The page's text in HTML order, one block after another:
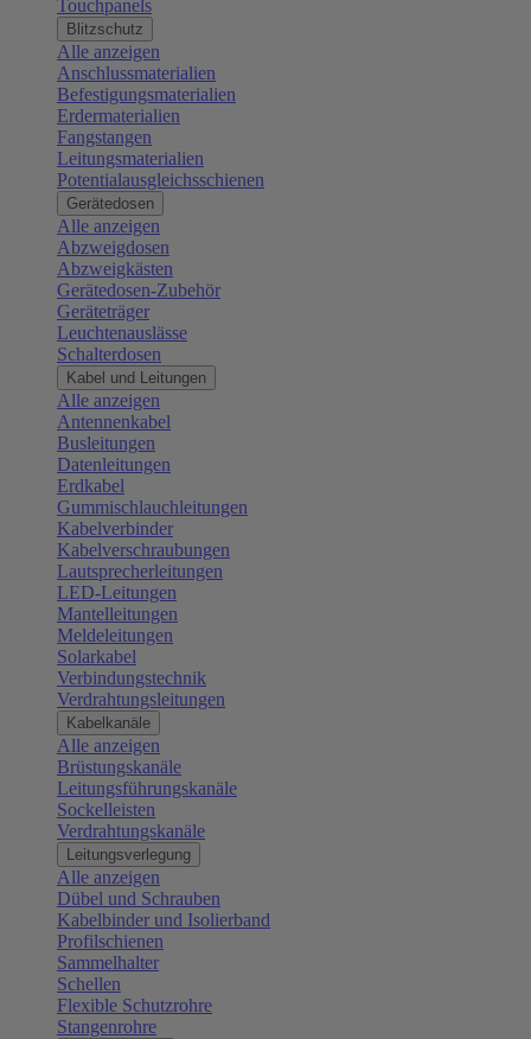
Touchpanels
Blitzschutz
Alle anzeigen
Anschlussmaterialien
Befestigungsmaterialien
Erdermaterialien
Fangstangen
Leitungsmaterialien
Potentialausgleichsschienen
Gerätedosen
Alle anzeigen
Abzweigdosen
Abzweigkästen
Gerätedosen-Zubehör
Geräteträger
Leuchtenauslässe
Schalterdosen
Kabel und Leitungen
Alle anzeigen
Antennenkabel
Busleitungen
Datenleitungen
Erdkabel
Gummischlauchleitungen
Kabelverbinder
Kabelverschraubungen
Lautsprecherleitungen
LED-Leitungen
Mantelleitungen
Meldeleitungen
Solarkabel
Verbindungstechnik
Verdrahtungsleitungen
Kabelkanäle
Alle anzeigen
Brüstungskanäle
Leitungsführungskanäle
Sockelleisten
Verdrahtungskanäle
Leitungsverlegung
Alle anzeigen
Dübel und Schrauben
Kabelbinder und Isolierband
Profilschienen
Sammelhalter
Schellen
Flexible Schutzrohre
Stangenrohre